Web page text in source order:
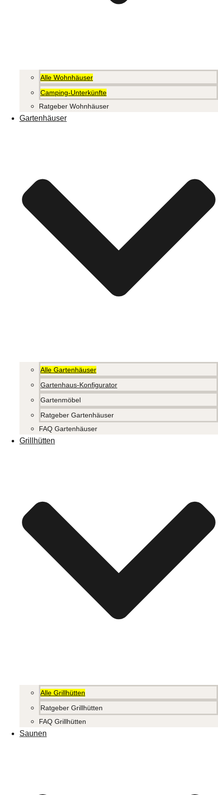
Alle Wohnhäuser
Camping-Unterkünfte
Ratgeber Wohnhäuser
Gartenhäuser
Alle Gartenhäuser
Gartenhaus-Konfigurator
Gartenmöbel
Ratgeber Gartenhäuser
FAQ Gartenhäuser
Grillhütten
Alle Grillhütten
Ratgeber Grillhütten
FAQ Grillhütten
Saunen